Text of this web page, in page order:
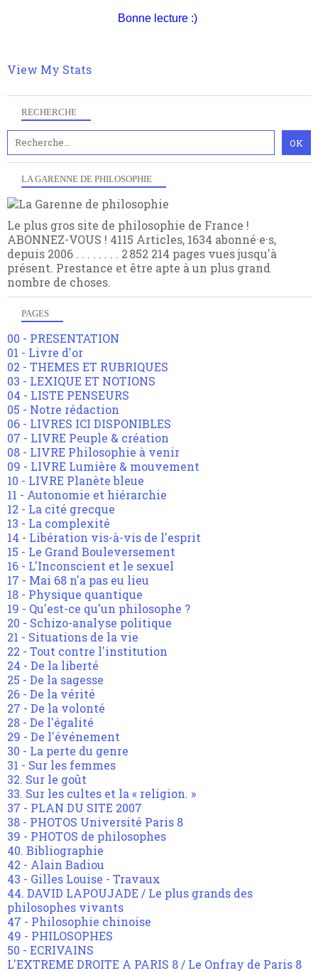
RECHERCHE
LA GARENNE DE PHILOSOPHIE
Le plus gros site de philosophie de France !
ABONNEZ-VOUS ! 4115 Articles, 1634 abonné·e·s,
depuis 2006 . . . . . . . . 2 852 214 pages vues jusqu'à
présent. Prestance et être apte à un plus grand
nombre de choses.
PAGES
00 - PRESENTATION
01 - Livre d'or
02 - THEMES ET RUBRIQUES
03 - LEXIQUE ET NOTIONS
04 - LISTE PENSEURS
05 - Notre rédaction
06 - LIVRES ICI DISPONIBLES
07 - LIVRE Peuple & création
08 - LIVRE Philosophie à venir
09 - LIVRE Lumière & mouvement
10 - LIVRE Planète bleue
11 - Autonomie et hiérarchie
12 - La cité grecque
13 - La complexité
14 - Libération vis-à-vis de l'esprit
15 - Le Grand Bouleversement
16 - L'Inconscient et le sexuel
17 - Mai 68 n'a pas eu lieu
18 - Physique quantique
19 - Qu'est-ce qu'un philosophe ?
20 - Schizo-analyse politique
21 - Situations de la vie
22 - Tout contre l'institution
24 - De la liberté
25 - De la sagesse
26 - De la vérité
27 - De la volonté
28 - De l'égalité
29 - De l'événement
30 - La perte du genre
31 - Sur les femmes
32. Sur le goût
33. Sur les cultes et la « religion. »
37 - PLAN DU SITE 2007
38 - PHOTOS Université Paris 8
39 - PHOTOS de philosophes
40. Bibliographie
42 - Alain Badiou
43 - Gilles Louise - Travaux
44. DAVID LAPOUJADE / Le plus grands des
philosophes vivants
47 - Philosophie chinoise
49 - PHILOSOPHES
50 - ECRIVAINS
L'EXTREME DROITE A PARIS 8 / Le Onfray de Paris 8
articles pour être apte à un plus grand nombre de
vous le pouvez faîtes des liens depuis votre site.
Bonne lecture :)
View My Stats